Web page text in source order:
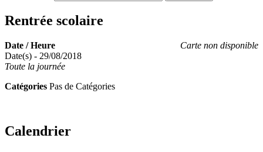
Rentrée scolaire
Carte non disponible
Date / Heure
Date(s) - 29/08/2018
Toute la journée
Catégories Pas de Catégories
Calendrier